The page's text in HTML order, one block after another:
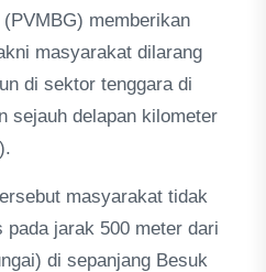
memberikan
masyarakat dilarang
di sektor tenggara di
sejauh delapan kilometer
masyarakat tidak
jarak 500 meter dari
di sepanjang Besuk